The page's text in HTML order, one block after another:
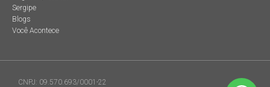
Sergipe
Blogs
Você Acontece
CNPJ: 09.570.693/0001-22